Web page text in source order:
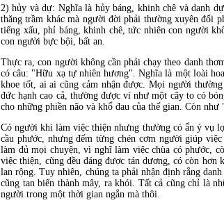
2) hủy và dự: Nghĩa là hủy báng, khinh chê và danh
thăng trầm khác mà người đời phải thường xuyên đối
tiếng xấu, phỉ báng, khinh chê, tức nhiên con người
con người bực bội, bất an.
Thực ra, con người không cần phải chạy theo danh
có câu: "Hữu xạ tự nhiên hương". Nghĩa là một loài
khoe tốt, ai ai cũng cảm nhận được. Mọi người
đức hạnh cao cả, thường được ví như một cây to có
cho những phiền não và khổ đau của thế gian. Còn
Có người khi làm việc thiện nhưng thường có ẩn ý vụ
cầu phước, nhưng đếm từng chén cơm người giúp
làm đủ mọi chuyện, vì nghĩ làm việc chùa có phước,
việc thiện, cũng đều đáng được tán dương, có còn
lan rộng. Tuy nhiên, chúng ta phải nhận định rằng
cũng tan biến thành mây, ra khói. Tất cả cũng chỉ là
người trong một thời gian ngắn mà thôi.